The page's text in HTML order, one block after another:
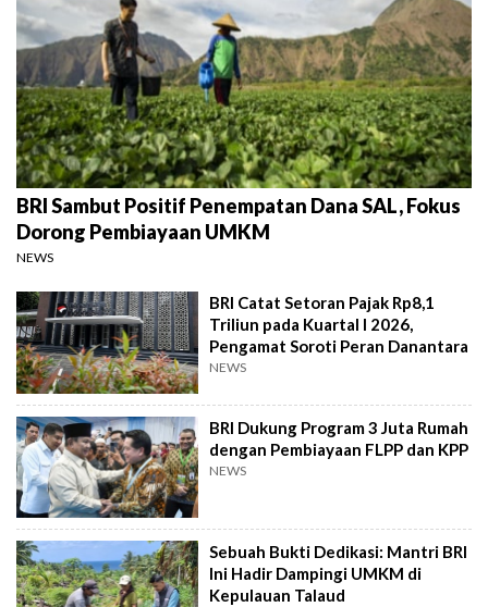
BRI Sambut Positif Penempatan Dana SAL, Fokus
Dorong Pembiayaan UMKM
NEWS
BRI Catat Setoran Pajak Rp8,1
Triliun pada Kuartal I 2026,
Pengamat Soroti Peran Danantara
NEWS
BRI Dukung Program 3 Juta Rumah
dengan Pembiayaan FLPP dan KPP
NEWS
Sebuah Bukti Dedikasi: Mantri BRI
Ini Hadir Dampingi UMKM di
Kepulauan Talaud